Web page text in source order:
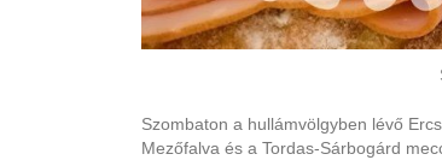
Szombaton a hullámvölgyben lévő
Mezőfalva és a Tordas-Sárbogárd